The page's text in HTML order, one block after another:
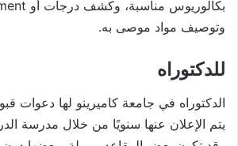
وتوصيف مواد موصى به.
للدكتوراه
الدكتوراه في جامعة كاميرينو لها دعوات
يتم الإعلان عنها سنويًا من خلال مدرسة